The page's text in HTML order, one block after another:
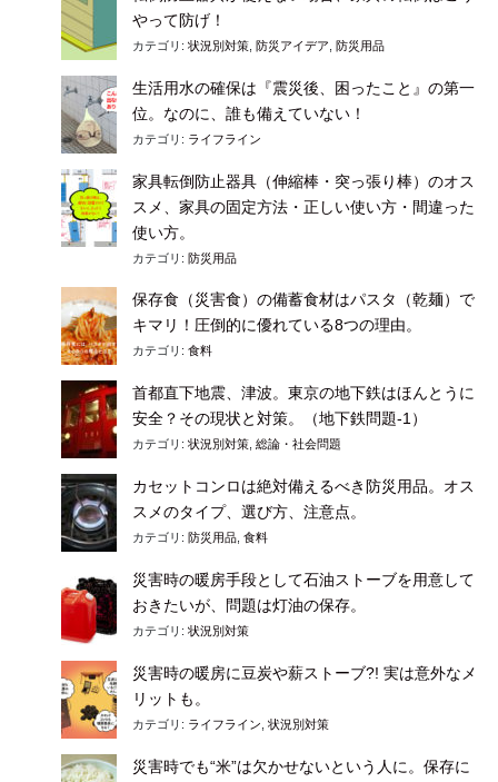
やって防げ！
カテゴリ: 状況別対策 防災アイデア 防災用品
生活用水の確保は『震災後、困ったこと』の第一
位。なのに、誰も備えていない！
カテゴリ: ライフライン
家具転倒防止器具（伸縮棒・突っ張り棒）のオス
スメ、家具の固定方法・正しい使い方・間違った
使い方。
カテゴリ: 防災用品
保存食（災害食）の備蓄食材はパスタ（乾麺）で
キマリ！圧倒的に優れている8つの理由。
カテゴリ: 食料
首都直下地震、津波。東京の地下鉄はほんとうに
安全？その現状と対策。（地下鉄問題-1）
カテゴリ: 状況別対策 総論・社会問題
カセットコンロは絶対備えるべき防災用品。オス
スメのタイプ、選び方、注意点。
カテゴリ: 防災用品 食料
災害時の暖房手段として石油ストーブを用意して
おきたいが、問題は灯油の保存。
カテゴリ: 状況別対策
災害時の暖房に豆炭や薪ストーブ?! 実は意外なメ
リットも。
カテゴリ: ライフライン 状況別対策
災害時でも“米”は欠かせないという人に。保存に